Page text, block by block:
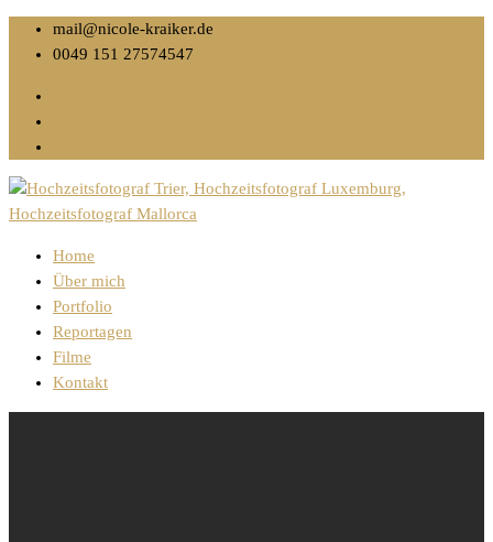
mail@nicole-kraiker.de
0049 151 27574547
Home
Über mich
Portfolio
Reportagen
Filme
Kontakt